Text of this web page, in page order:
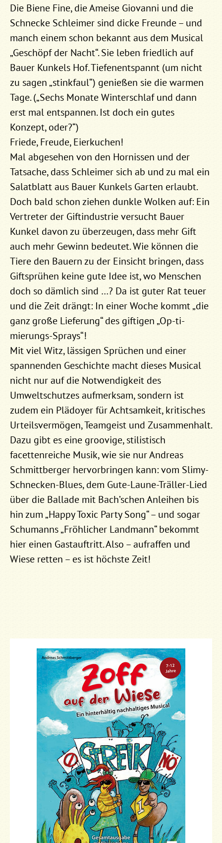
Die Biene Fine, die Ameise Giovanni und die
Schnecke Schleimer sind dicke Freunde – und
manch einem schon bekannt aus dem Musical
„Geschöpf der Nacht“. Sie leben friedlich auf
Bauer Kunkels Hof. Tiefenentspannt (um nicht
zu sagen „stinkfaul“) genießen sie die warmen
Tage. („Sechs Monate Winterschlaf und dann
erst mal entspannen. Ist doch ein gutes
Konzept, oder?“)
Friede, Freude, Eierkuchen!
Mal abgesehen von den Hornissen und der
Tatsache, dass Schleimer sich ab und zu mal ein
Salatblatt aus Bauer Kunkels Garten erlaubt.
Doch bald schon ziehen dunkle Wolken auf: Ein
Vertreter der Giftindustrie versucht Bauer
Kunkel davon zu überzeugen, dass mehr Gift
auch mehr Gewinn bedeutet. Wie können die
Tiere den Bauern zu der Einsicht bringen, dass
Giftsprühen keine gute Idee ist, wo Menschen
doch so dämlich sind …? Da ist guter Rat teuer
und die Zeit drängt: In einer Woche kommt „die
ganz große Lieferung“ des giftigen „Op-ti-
mierungs-Sprays“!
Mit viel Witz, lässigen Sprüchen und einer
spannenden Geschichte macht dieses Musical
nicht nur auf die Notwendigkeit des
Umweltschutzes aufmerksam, sondern ist
zudem ein Plädoyer für Achtsamkeit, kritisches
Urteilsvermögen, Teamgeist und Zusammenhalt.
Dazu gibt es eine groovige, stilistisch
facettenreiche Musik, wie sie nur Andreas
Schmittberger hervorbringen kann: vom Slimy-
Schnecken-Blues, dem Gute-Laune-Träller-Lied
über die Ballade mit Bach’schen Anleihen bis
hin zum „Happy Toxic Party Song“ – und sogar
Schumanns „Fröhlicher Landmann“ bekommt
hier einen Gastauftritt. Also – aufraffen und
Wiese retten – es ist höchste Zeit!